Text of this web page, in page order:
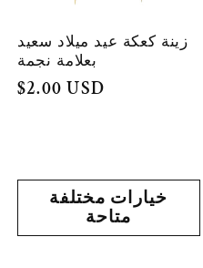
زينة كعكة عيد ميلاد سعيد
بعلامة نجمة
السعر
$2.00 USD
خيارات مختلفة
متاحة